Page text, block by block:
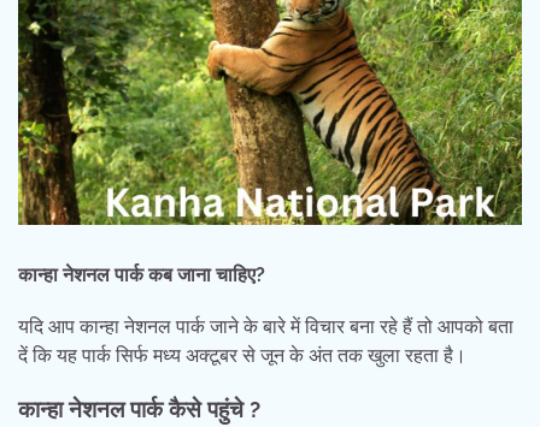
कान्हा नेशनल पार्क कब जाना चाहिए?
यदि आप कान्हा नेशनल पार्क जाने के बारे में विचार बना रहे हैं तो आपको बता
दें कि यह पार्क सिर्फ मध्य अक्टूबर से जून के अंत तक खुला रहता है।
कान्हा नेशनल पार्क कैसे पहुंचे?